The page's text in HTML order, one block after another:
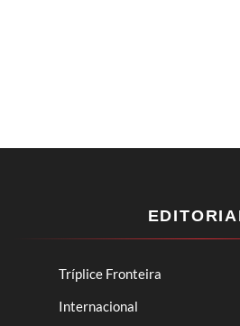
Tríplice Fronteira
Internacional